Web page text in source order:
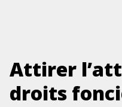
Attirer
droits